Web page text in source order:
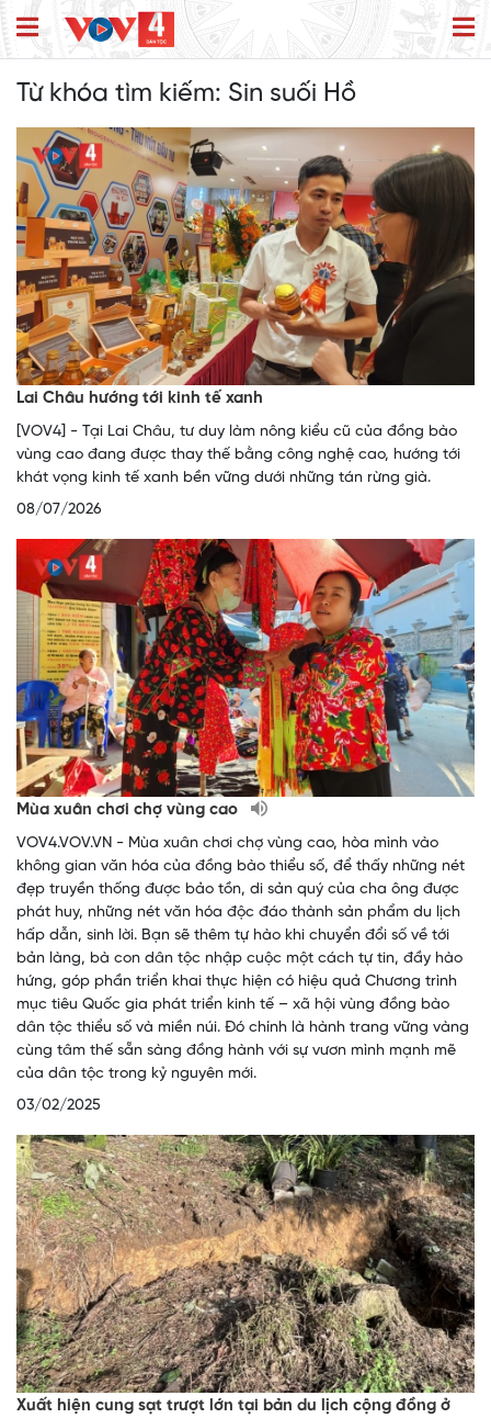
Từ khóa tìm kiếm: Sin suối Hồ
Lai Châu hướng tới kinh tế xanh
[VOV4] - Tại Lai Châu, tư duy làm nông kiểu cũ của đồng bào
vùng cao đang được thay thế bằng công nghệ cao, hướng tới
khát vọng kinh tế xanh bền vững dưới những tán rừng già.
08/07/2026
Mùa xuân chơi chợ vùng cao
VOV4.VOV.VN - Mùa xuân chơi chợ vùng cao, hòa mình vào
không gian văn hóa của đồng bào thiểu số, để thấy những nét
đẹp truyền thống được bảo tồn, di sản quý của cha ông được
phát huy, những nét văn hóa độc đáo thành sản phẩm du lịch
hấp dẫn, sinh lời. Bạn sẽ thêm tự hào khi chuyển đổi số về tới
bản làng, bà con dân tộc nhập cuộc một cách tự tin, đầy hào
hứng, góp phần triển khai thực hiện có hiệu quả Chương trình
mục tiêu Quốc gia phát triển kinh tế – xã hội vùng đồng bào
dân tộc thiểu số và miền núi. Đó chính là hành trang vững vàng
cùng tâm thế sẵn sàng đồng hành với sự vươn mình mạnh mẽ
của dân tộc trong kỷ nguyên mới.
03/02/2025
Xuất hiện cung sạt trượt lớn tại bản du lịch cộng đồng ở